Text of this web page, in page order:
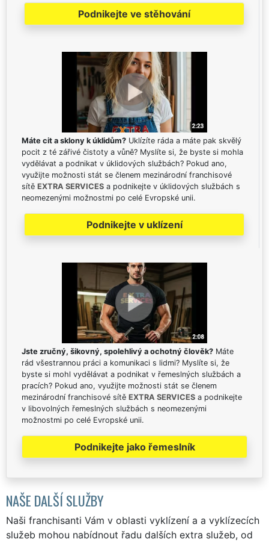
Podnikejte ve stěhování
Máte cit a sklony k úklidům? Uklízíte ráda a máte pak skvělý
pocit z té zářivé čistoty a vůně? Myslíte si, že byste si mohla
vydělávat a podnikat v úklidových službách? Pokud ano,
využijte možnosti stát se členem mezinárodní franchisové
sítě EXTRA SERVICES a podnikejte v úklidových službách s
neomezenými možnostmi po celé Evropské unii.
Podnikejte v uklízení
Jste zručný, šikovný, spolehlivý a ochotný člověk? Máte
rád všestrannou práci a komunikaci s lidmi? Myslíte si, že
byste si mohl vydělávat a podnikat v řemeslných službách a
pracích? Pokud ano, využijte možnosti stát se členem
mezinárodní franchisové sítě EXTRA SERVICES a podnikejte
v libovolných řemeslných službách s neomezenými
možnostmi po celé Evropské unii.
Podnikejte jako řemeslník
NAŠE DALŠÍ SLUŽBY
Naši franchisanti Vám v oblasti vyklízení a a vyklízecích
služeb mohou nabídnout řadu dalších extra služeb, od